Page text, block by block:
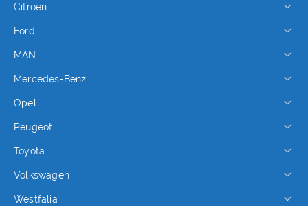
Citroën
Ford
MAN
Mercedes-Benz
Opel
Peugeot
Toyota
Volkswagen
Westfalia